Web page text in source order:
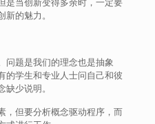
是当创新变得多余时，一定要
的魅力。
问题是我们的理念也是抽象
的学生和专业人士问自己和彼
少说明。
，但要分析概念驱动程序，而